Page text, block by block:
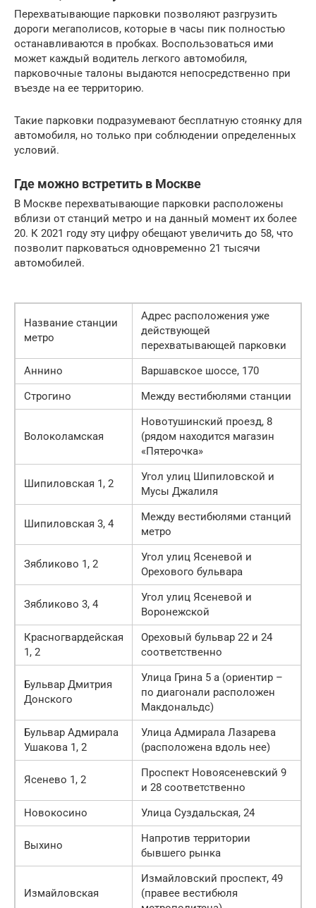
Перехватывающие парковки позволяют разгрузить
дороги мегаполисов, которые в часы пик полностью
останавливаются в пробках. Воспользоваться ими
может каждый водитель легкого автомобиля,
парковочные талоны выдаются непосредственно при
въезде на ее территорию.
Такие парковки подразумевают бесплатную стоянку для
автомобиля, но только при соблюдении определенных
условий.
Где можно встретить в Москве
В Москве перехватывающие парковки расположены
вблизи от станций метро и на данный момент их более
20. К 2021 году эту цифру обещают увеличить до 58, что
позволит парковаться одновременно 21 тысячи
автомобилей.
Название станции
метро
Адрес расположения уже
действующей
перехватывающей парковки
Аннино
Варшавское шоссе, 170
Строгино
Между вестибюлями станции
Волоколамская
Новотушинский проезд, 8
(рядом находится магазин
«Пятерочка»
Шипиловская 1, 2
Угол улиц Шипиловской и
Мусы Джалиля
Шипиловская 3, 4
Между вестибюлями станций
метро
Зябликово 1, 2
Угол улиц Ясеневой и
Орехового бульвара
Зябликово 3, 4
Угол улиц Ясеневой и
Воронежской
Красногвардейская
1, 2
Ореховый бульвар 22 и 24
соответственно
Бульвар Дмитрия
Донского
Улица Грина 5 а (ориентир –
по диагонали расположен
Макдональдс)
Бульвар Адмирала
Ушакова 1, 2
Улица Адмирала Лазарева
(расположена вдоль нее)
Ясенево 1, 2
Проспект Новоясеневский 9
и 28 соответственно
Новокосино
Улица Суздальская, 24
Выхино
Напротив территории
бывшего рынка
Измайловская
Измайловский проспект, 49
(правее вестибюля